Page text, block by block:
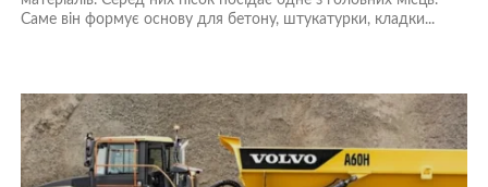
Саме він формує основу для бетону, штукатурки, кладки...